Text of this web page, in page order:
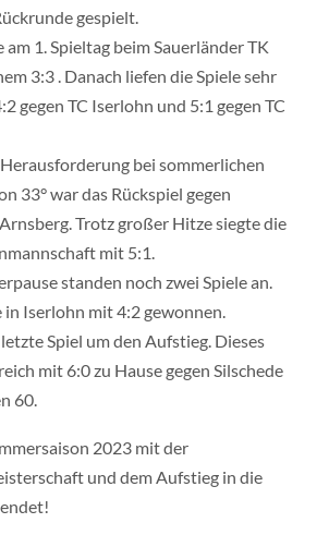
gespielt.
1. Spieltag beim Sauerländer TK
3:3 . Danach liefen die Spiele sehr
gegen TC Iserlohn und 5:1 gegen TC
bei sommerlichen
33° war das Rückspiel gegen
Trotz großer Hitze siegte die
mit 5:1.
standen noch zwei Spiele an.
in Iserlohn mit 4:2 gewonnen.
Spiel um den Aufstieg. Dieses
mit 6:0 zu Hause gegen Silschede
60.
2023 mit der
und dem Aufstieg in die